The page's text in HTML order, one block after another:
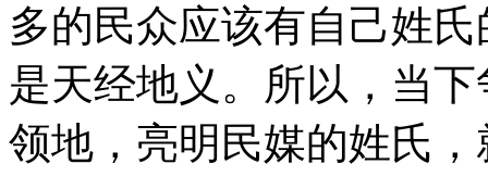
多的民众应该有自己姓
是天经地义。所以，当
领地，亮明民媒的姓氏